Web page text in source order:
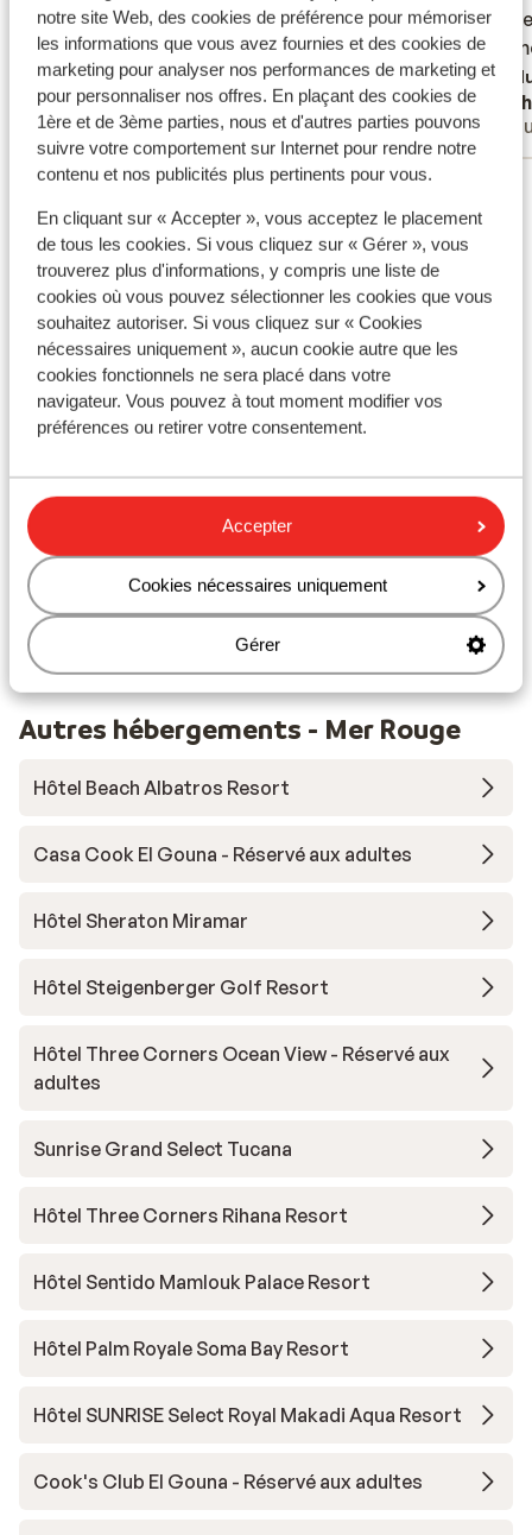
notre site Web, des cookies de préférence pour mémoriser
les informations que vous avez fournies et des cookies de
marketing pour analyser nos performances de marketing et
pour personnaliser nos offres. En plaçant des cookies de
1ère et de 3ème parties, nous et d'autres parties pouvons
suivre votre comportement sur Internet pour rendre notre
contenu et nos publicités plus pertinents pour vous.
En cliquant sur « Accepter », vous acceptez le placement
de tous les cookies. Si vous cliquez sur « Gérer », vous
trouverez plus d'informations, y compris une liste de
cookies où vous pouvez sélectionner les cookies que vous
souhaitez autoriser. Si vous cliquez sur « Cookies
nécessaires uniquement », aucun cookie autre que les
cookies fonctionnels ne sera placé dans votre
navigateur. Vous pouvez à tout moment modifier vos
préférences ou retirer votre consentement.
Accepter
Cookies nécessaires uniquement
Gérer
Dat mag zeker
Couples
in
de
helft
zijn
in
de
Voir tous les 16 avis
Emplacement
Afficher sur la carte
À proximité
En bord de mer (plage de sable, transats (gratuit) ,
parasols (gratuit) )
Dans le centre
Distance du centre-ville: downtown van hurghada
Autres hébergements - Mer Rouge
Hôtel Beach Albatros Resort
Casa Cook El Gouna - Réservé aux adultes
Hôtel Sheraton Miramar
Hôtel Steigenberger Golf Resort
Hôtel Three Corners Ocean View - Réservé aux
adultes
Sunrise Grand Select Tucana
Hôtel Three Corners Rihana Resort
Hôtel Sentido Mamlouk Palace Resort
Hôtel Palm Royale Soma Bay Resort
Hôtel SUNRISE Select Royal Makadi Aqua Resort
Cook's Club El Gouna - Réservé aux adultes